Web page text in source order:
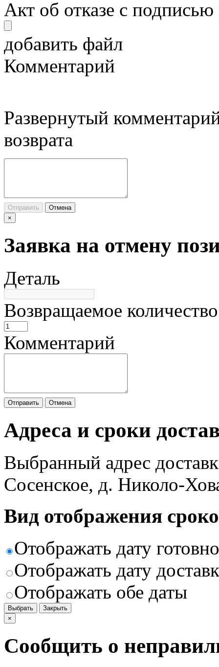
Акт об отказе с
добавить файл
Комментарий
Развернутый
возврата
Отправить
Отмена
×
Заявка на отмену
Деталь
Возвращаемое количество
Комментарий
Отправить Отмена
Адреса и сроки
Выбранный адрес
Сосенское, д. Николо-
Вид отображения
Отображать дату
Отображать дату
Отображать обе даты
Выбрать
Закрыть
×
Сообщить о